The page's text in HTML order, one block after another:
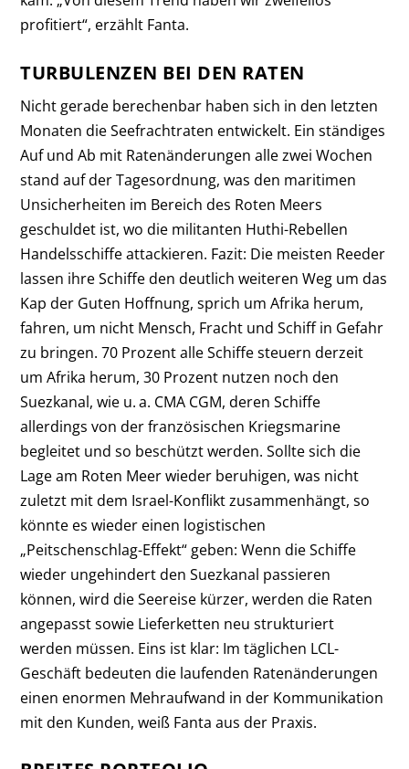
profitiert“, erzählt Fanta.
TURBULENZEN BEI DEN RATEN
Nicht gerade berechenbar haben sich in den letzten
Monaten die Seefrachtraten entwickelt. Ein ständiges
Auf und Ab mit Ratenänderungen alle zwei Wochen
stand auf der Tagesordnung, was den maritimen
Unsicherheiten im Bereich des Roten Meers
geschuldet ist, wo die militanten Huthi-Rebellen
Handelsschiffe ­attackieren. Fazit: Die meisten Reeder
lassen ihre Schiffe den deutlich weiteren Weg um das
Kap der Guten Hoffnung, sprich um Afrika herum,
fahren, um nicht Mensch, Fracht und Schiff in Gefahr
zu bringen. 70 Prozent alle Schiffe steuern derzeit
um Afrika herum, 30 Prozent nutzen noch den
Suezkanal, wie u. a. CMA CGM, deren Schiffe
allerdings von der französischen Kriegsmarine
begleitet und so beschützt werden. Sollte sich die
Lage am Roten Meer wieder beruhigen, was nicht
zuletzt mit dem Israel-Konflikt zusammenhängt, so
könnte es wieder einen logistischen
„Peitschenschlag-Effekt“ geben: Wenn die Schiffe
wieder ungehindert den Suezkanal passieren
können, wird die Seereise kürzer, werden die Raten
angepasst sowie Lieferketten neu strukturiert
werden müssen. Eins ist klar: Im täglichen LCL-
Geschäft bedeuten die laufenden Ratenänderungen
einen enormen Mehraufwand in der Kommunikation
mit den Kunden, weiß Fanta aus der Praxis.